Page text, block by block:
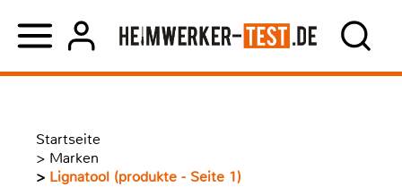
Startseite
> Marken
> Lignatool (produkte - Seite 1)